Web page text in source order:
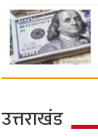
उत्तराखंड